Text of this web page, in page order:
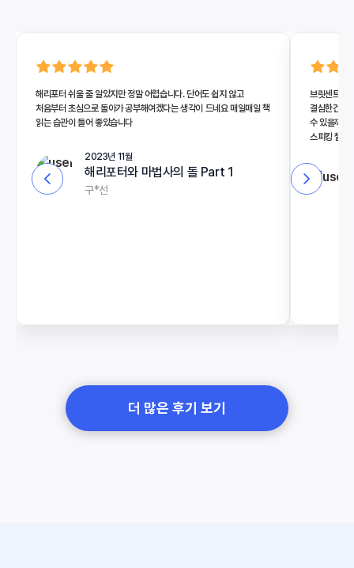
해리포터 쉬울 줄 알았지만 정말 어렵습니다. 단어도 쉽지 않고
처음부터 초심으로 돌아가 공부해여겠다는 생각이 드네요 매일매일 책
읽는 습관이 들어 좋았습니다
2023년 11월
해리포터와 마법사의 돌 Part 1
구*선
브릿센트를
결심한건 이
수 있을까?'
스피킹 챌린
월~금은 일
1:1로 밀착
있는지도 몰
더 많은 후기 보기